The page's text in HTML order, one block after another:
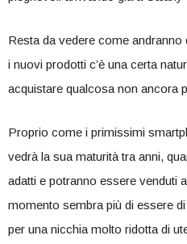
Resta da vedere come
i nuovi prodotti c’è una certa
acquistare qualcosa non ancora
Proprio come i primissimi
vedrà la sua maturità tra anni,
adatti e potranno essere venduti
momento sembra più di essere
per una nicchia molto ridotta di